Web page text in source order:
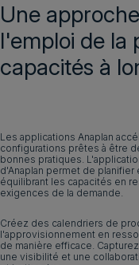
Demander
Une
l'emploi de la
capacités à
Les applications Anaplan
configurations prêtes à être
bonnes pratiques.
d'Anaplan permet de
équilibrant les capacités en
exigences de la demande.
Créez des calendriers de
l'approvisionnement en
de manière efficace.
une visibilité et une